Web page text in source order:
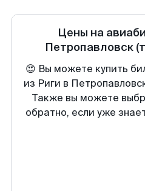
Цены на
Петропавловск
😍 Вы можете купить
из Риги в
Также вы можете
обратно, если уже